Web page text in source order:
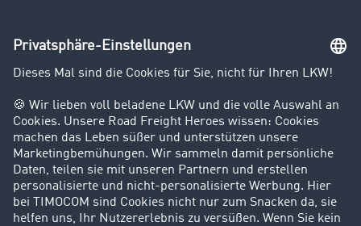
Unternehmen
Kunden werben Kunden
Success Stories
Karriere
Support